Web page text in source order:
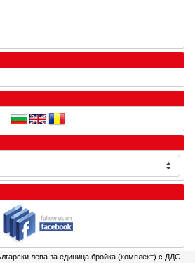
лева за единица бройка (комплект) с ДДС.